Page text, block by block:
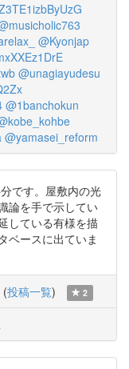
@Kyonjap
@unagiayudesu
@1banchokun
@yamasei_reform
です。屋敷内の光
論を手で示してい
している有様を描
ベースに出ていま
(投稿一覧) 2